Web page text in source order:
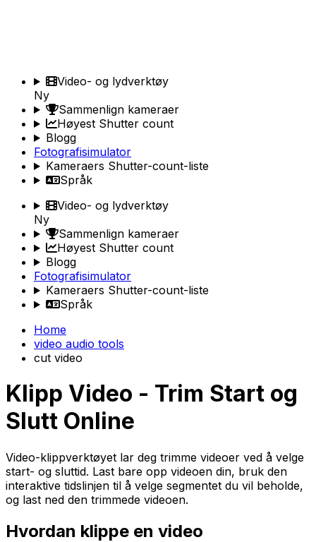
Video- og lydverktøy
Ny
Sammenlign kameraer
Høyest Shutter count
Blogg
Fotografisimulator
Kameraers Shutter-count-liste
Språk
Video- og lydverktøy
Ny
Sammenlign kameraer
Høyest Shutter count
Blogg
Fotografisimulator
Kameraers Shutter-count-liste
Språk
Home
video audio tools
cut video
Klipp Video - Trim Start og
Slutt Online
Video-klippverktøyet lar deg trimme videoer ved å velge
start- og sluttid. Last bare opp videoen din, bruk den
interaktive tidslinjen til å velge segmentet du vil beholde,
og last ned den trimmede videoen.
Hvordan klippe en video